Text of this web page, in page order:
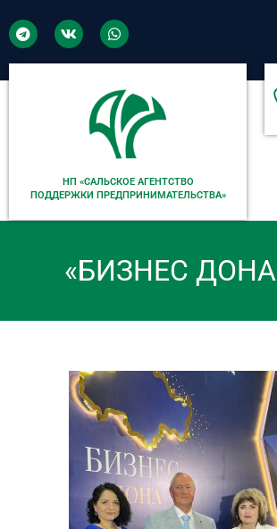
НП «САЛЬСКОЕ АГЕНТСТВО
ПОДДЕРЖКИ ПРЕДПРИНИМАТЕЛЬСТВА»
«БИЗНЕС